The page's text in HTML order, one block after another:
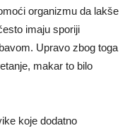
organizmu da lakše
imaju sporiji
Upravo zbog toga
makar to bilo
koje dodatno